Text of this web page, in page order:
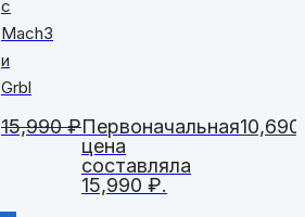
15,990₽Первоначальная
цена
составляла
15,990 ₽.
10,690
с
Mach3
и
Grbl